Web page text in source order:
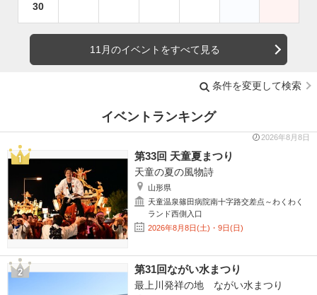
30
11月のイベントをすべて見る
条件を変更して検索
イベントランキング
2026年8月8日
第33回 天童夏まつり
天童の夏の風物詩
山形県
天童温泉篠田病院南十字路交差点～わくわく
ランド西側入口
2026年8月8日(土)・9日(日)
第31回ながい水まつり
最上川発祥の地 ながい水まつり